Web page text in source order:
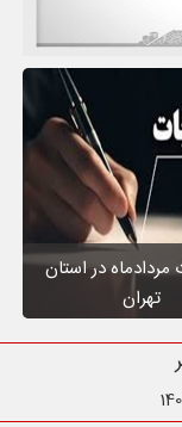
مردادماه در استان
تهران